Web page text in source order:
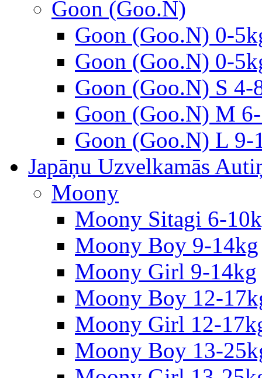
Goon (Goo.N)
Goon (Goo.N) 0-
Goon (Goo.N) 0-
Goon (Goo.N) S 4-
Goon (Goo.N) M
Goon (Goo.N) L 9-
Japāņu Uzvelkamās
Moony
Moony Sitagi 6-
Moony Boy 9-14kg
Moony Girl 9-14kg
Moony Boy 12-
Moony Girl 12-
Moony Boy 13-